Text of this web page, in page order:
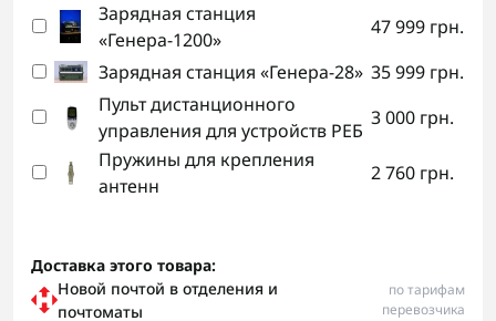
Зарядная станция
«Генера-1200»
47 999 грн.
Зарядная станция «Генера-28» 35 999 грн.
Пульт дистанционного
управления для устройств РЕБ
3 000 грн.
Пружины для крепления
антенн
2 760 грн.
Доставка этого товара:
Новой почтой в отделения и
почтоматы
по тарифам
перевозчика